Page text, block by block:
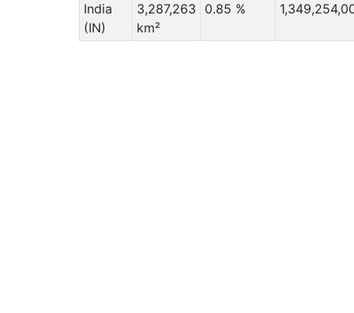
India
(IN)
3,287,263
km²
0.85 %